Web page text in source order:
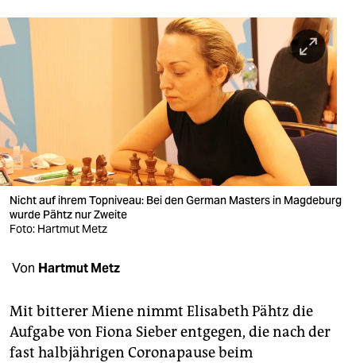
sport
berlin
nord
wahrheit
verlag
verlag
veranstaltungen
unterstützen
abo
Nicht auf ihrem Topniveau: Bei den German Masters in Magdeburg
wurde Pähtz nur Zweite
Foto: Hartmut Metz
Von Hartmut Metz
Mit bitterer Miene nimmt Elisabeth Pähtz die
Aufgabe von Fiona Sieber entgegen, die nach der
fast halbjährigen Coronapause beim